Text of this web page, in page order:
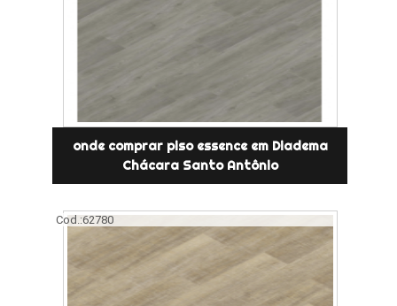
onde comprar piso essence em Diadema
Chácara Santo Antônio
Cod.:62780